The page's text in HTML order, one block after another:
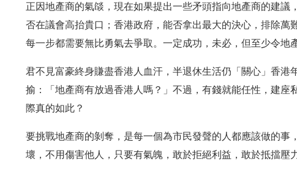
正因地產商的氣燄，現在如果提出一些矛頭指向地產商的建
否在議會高抬貴口；香港政府，能否拿出最大的決心，排除萬
每一步都需要無比勇氣去爭取。一定成功，未必，但至少令地
君不見富豪終身賺盡香港人血汗，半退休生活仍「關心」香
揄：「地產商有放過香港人嗎？」不過，有錢就能任性，建
際真的如此？
要挑戰地產商的剝奪，是每一個為市民發聲的人都應該做的
壞，不用傷害他人，只要有氣魄，敢於拒絕利益，敢於抵擋壓